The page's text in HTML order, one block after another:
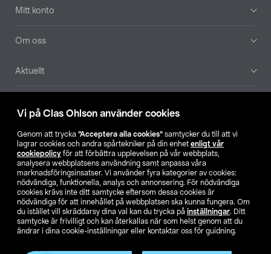
Vi på Clas Ohlson använder cookies
Genom att trycka ”Acceptera alla cookies” samtycker du till att vi
lagrar cookies och andra spårtekniker på din enhet enligt vår
cookiepolicy för att förbättra upplevelsen på vår webbplats,
analysera webbplatsens användning samt anpassa våra
marknadsföringsinsatser. Vi använder fyra kategorier av cookies:
nödvändiga, funktionella, analys och annonsering. För nödvändiga
cookies krävs inte ditt samtycke eftersom dessa cookies är
nödvändiga för att innehållet på webbplatsen ska kunna fungera. Om
du istället vill skräddarsy dina val kan du trycka på inställningar. Ditt
samtycke är frivilligt och kan återkallas när som helst genom att du
ändrar i dina cookie-inställningar eller kontaktar oss för guidning.
Mitt konto
Om oss
Aktuellt
Hitta butik
SE NO FI